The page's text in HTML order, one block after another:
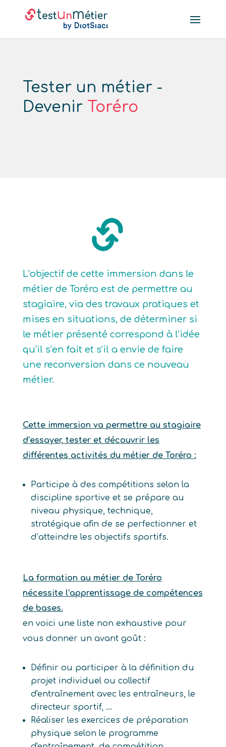
Tester un métier -
Devenir Toréro
L’objectif de cette immersion dans le
métier de Toréro est de permettre au
stagiaire, via des travaux pratiques et
mises en situations, de déterminer si
le métier présenté correspond à l’idée
qu’il s’en fait et s’il a envie de faire
une reconversion dans ce nouveau
métier.
Cette immersion va permettre au stagiaire
d’essayer, tester et découvrir les
différentes activités du métier de Toréro :
Participe à des compétitions selon la
discipline sportive et se prépare au
niveau physique, technique,
stratégique afin de se perfectionner et
d’atteindre les objectifs sportifs.
La formation au métier de Toréro
nécessite l’apprentissage de compétences
de bases.
en voici une liste non exhaustive pour
vous donner un avant goût :
Définir ou participer à la définition du
projet individuel ou collectif
d'entraînement avec les entraîneurs, le
directeur sportif, ...
Réaliser les exercices de préparation
physique selon le programme